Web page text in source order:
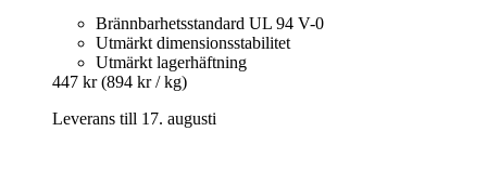
Brännbarhetsstandard UL 94 V-0
Utmärkt dimensionsstabilitet
Utmärkt lagerhäftning
447 kr (894 kr / kg)
Leverans till 17. augusti